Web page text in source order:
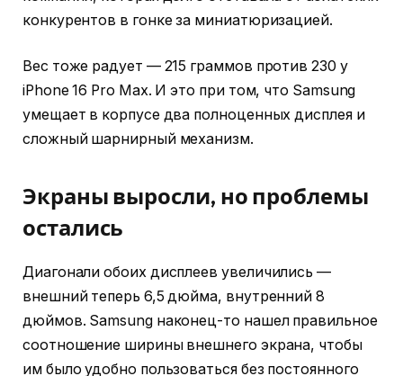
конкурентов в гонке за миниатюризацией.
Вес тоже радует — 215 граммов против 230 у
iPhone 16 Pro Max. И это при том, что Samsung
умещает в корпусе два полноценных дисплея и
сложный шарнирный механизм.
Экраны выросли, но проблемы
остались
Диагонали обоих дисплеев увеличились —
внешний теперь 6,5 дюйма, внутренний 8
дюймов. Samsung наконец-то нашел правильное
соотношение ширины внешнего экрана, чтобы
им было удобно пользоваться без постоянного